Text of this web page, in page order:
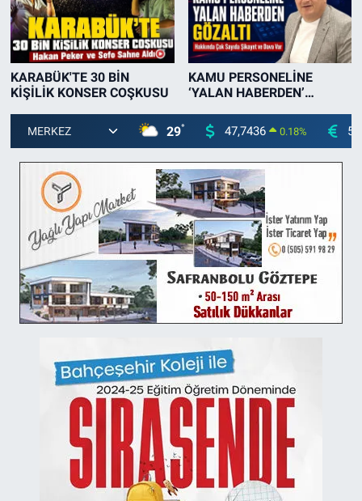
KARABÜK'TE 30 BİN
KİŞİLİK KONSER COŞKUSU
KAMU PERSONELİNE
‘YALAN HABERDEN’
29° 47,7436 0.18%